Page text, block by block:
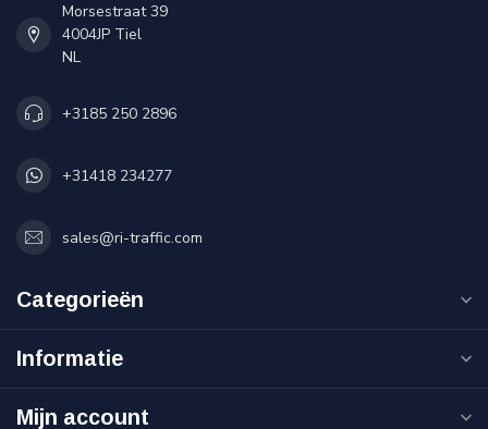
Morsestraat 39
4004JP Tiel
NL
+3185 250 2896
+31418 234277
sales@ri-traffic.com
Categorieën
Informatie
Mijn account